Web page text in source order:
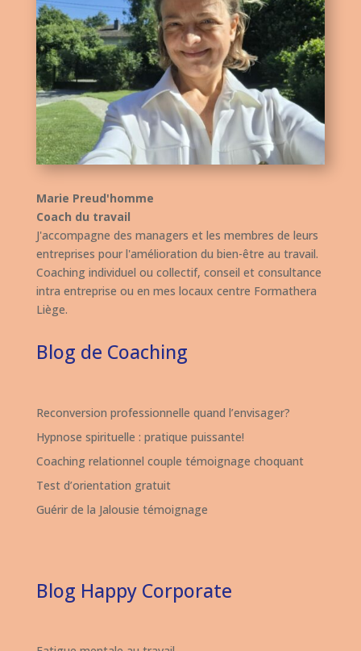
Marie Preud'homme
Coach du travail
J'accompagne des managers et les membres de leurs
entreprises pour l'amélioration du bien-être au travail.
Coaching individuel ou collectif, conseil et consultance
intra entreprise ou en mes locaux centre Formathera
Liège.
Blog de Coaching
Reconversion professionnelle quand l’envisager?
Hypnose spirituelle : pratique puissante!
Coaching relationnel couple témoignage choquant
Test d’orientation gratuit
Guérir de la Jalousie témoignage
Blog Happy Corporate